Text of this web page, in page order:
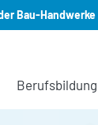
Bau-
Berufsbildung